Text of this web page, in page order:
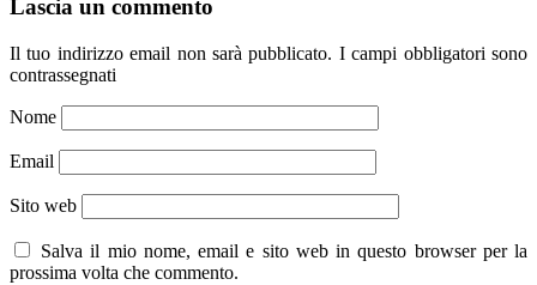
Lascia un commento
Il tuo indirizzo email non sarà pubblicato. I campi obbligatori sono
contrassegnati
Nome
Email
Sito web
Salva il mio nome, email e sito web in questo browser per la
prossima volta che commento.